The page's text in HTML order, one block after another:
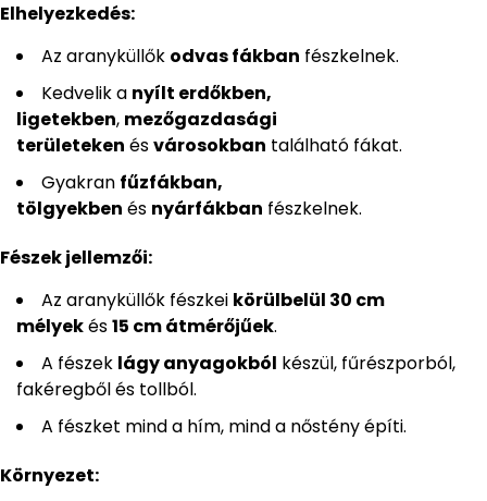
Elhelyezkedés:
Az aranyküllők odvas fákban fészkelnek.
Kedvelik a nyílt erdőkben,
ligetekben, mezőgazdasági
területeken ésvárosokban található fákat.
Gyakran fűzfákban,
tölgyekben és nyárfákban fészkelnek.
Fészek jellemzői:
Az aranyküllők fészkei körülbelül 30 cm
mélyekés15 cm átmérőjűek.
A fészek lágy anyagokból készül, fűrészporból,
fakéregből és tollból.
A fészket mind a hím, mind a nőstény építi.
Környezet: